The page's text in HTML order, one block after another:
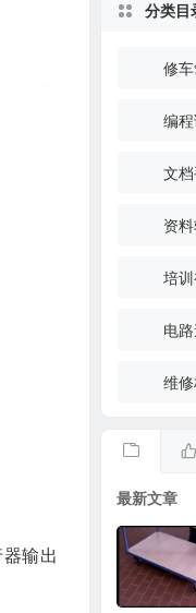
输出
分类目
修
编
文
资
培
电
维
最新文章